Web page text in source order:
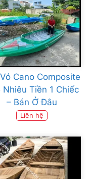
Cano Composite
Nhiêu Tiền 1 Chiếc
– Bán Ở Đâu
Liên hệ